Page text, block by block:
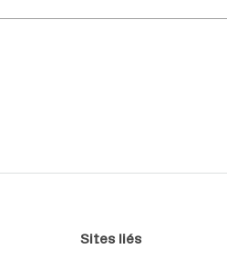
Sites liés